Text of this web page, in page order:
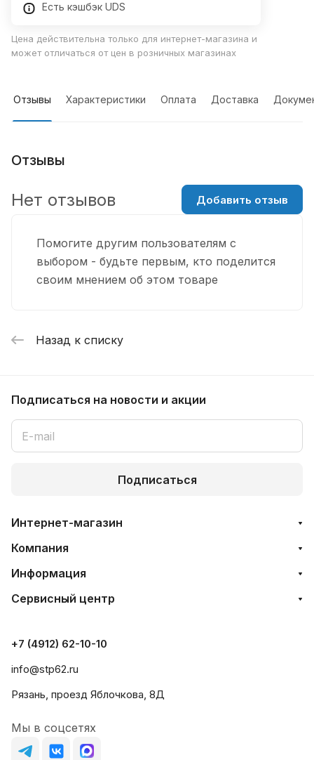
Есть кэшбэк UDS
Цена действительна только для интернет-магазина и
может отличаться от цен в розничных магазинах
Отзывы Характеристики Оплата Доставка
Отзывы
Помогите другим пользователям с
выбором - будьте первым, кто поделится
своим мнением об этом товаре
Нет отзывов Добавить отзыв
Назад к списку
Подписаться на новости и акции
Подписаться
Интернет-магазин
Компания
Информация
Сервисный центр
+7 (4912) 62-10-10
info@stp62.ru
Рязань, проезд Яблочкова, 8Д
Мы в соцсетях